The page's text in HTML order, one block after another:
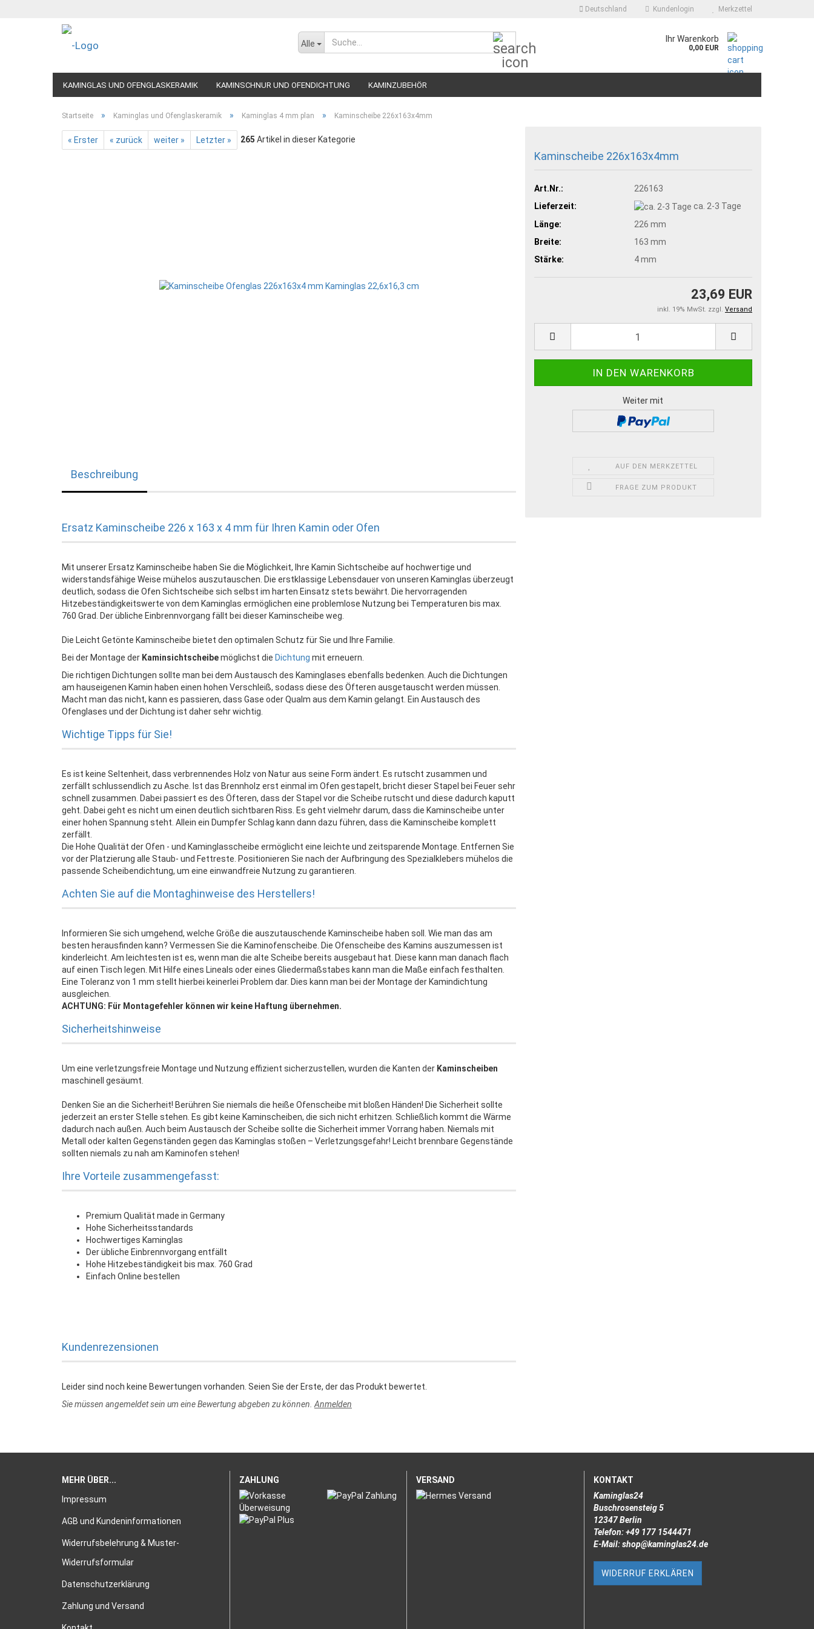
Deutschland Kundenlogin Merkzettel
Alle Ihr Warenkorb
0,00 EUR
KAMINGLAS UND OFENGLASKERAMIK KAMINSCHNUR UND OFENDICHTUNG KAMINZUBEHÖR
Startseite » Kaminglas und Ofenglaskeramik » Kaminglas 4 mm plan » Kaminscheibe 226x163x4mm
« Erster « zurück weiter » Letzter » 265 Artikel in dieser Kategorie
Kaminscheibe 226x163x4mm
Art.Nr.:
226163
Lieferzeit:
ca. 2-3 Tage
Länge:
226 mm
Breite:
163 mm
Stärke:
4 mm
23,69 EUR
inkl. 19% MwSt. zzgl. Versand
Weiter mit
AUF DEN MERKZETTEL
FRAGE ZUM PRODUKT
Beschreibung
Ersatz Kaminscheibe 226 x 163 x 4 mm für Ihren Kamin oder Ofen
Mit unserer Ersatz Kaminscheibe haben Sie die Möglichkeit, Ihre Kamin Sichtscheibe auf hochwertige und
widerstandsfähige Weise mühelos auszutauschen. Die erstklassige Lebensdauer von unseren Kaminglas überzeugt
deutlich, sodass die Ofen Sichtscheibe sich selbst im harten Einsatz stets bewährt. Die hervorragenden
Hitzebeständigkeitswerte von dem Kaminglas ermöglichen eine problemlose Nutzung bei Temperaturen bis max.
760 Grad. Der übliche Einbrennvorgang fällt bei dieser Kaminscheibe weg.
Die Leicht Getönte Kaminscheibe bietet den optimalen Schutz für Sie und Ihre Familie.
Bei der Montage der Kaminsichtscheibemöglichst die Dichtung mit erneuern.
Die richtigen Dichtungen sollte man bei dem Austausch des Kaminglases ebenfalls bedenken. Auch die Dichtungen
am hauseigenen Kamin haben einen hohen Verschleiß, sodass diese des Öfteren ausgetauscht werden müssen.
Macht man das nicht, kann es passieren, dass Gase oder Qualm aus dem Kamin gelangt. Ein Austausch des
Ofenglases und der Dichtung ist daher sehr wichtig.
Wichtige Tipps für Sie!
Es ist keine Seltenheit, dass verbrennendes Holz von Natur aus seine Form ändert. Es rutscht zusammen und
zerfällt schlussendlich zu Asche. Ist das Brennholz erst einmal im Ofen gestapelt, bricht dieser Stapel bei Feuer sehr
schnell zusammen. Dabei passiert es des Öfteren, dass der Stapel vor die Scheibe rutscht und diese dadurch kaputt
geht. Dabei geht es nicht um einen deutlich sichtbaren Riss. Es geht vielmehr darum, dass die Kaminscheibe unter
einer hohen Spannung steht. Allein ein Dumpfer Schlag kann dann dazu führen, dass die Kaminscheibe komplett
zerfällt.
Die Hohe Qualität der Ofen - und Kaminglasscheibe ermöglicht eine leichte und zeitsparende Montage. Entfernen Sie
vor der Platzierung alle Staub- und Fettreste. Positionieren Sie nach der Aufbringung des Spezialklebers mühelos die
passende Scheibendichtung, um eine einwandfreie Nutzung zu garantieren.
Achten Sie auf die Montaghinweise des Herstellers!
Informieren Sie sich umgehend, welche Größe die auszutauschende Kaminscheibe haben soll. Wie man das am
besten herausfinden kann? Vermessen Sie die Kaminofenscheibe. Die Ofenscheibe des Kamins auszumessen ist
kinderleicht. Am leichtesten ist es, wenn man die alte Scheibe bereits ausgebaut hat. Diese kann man danach flach
auf einen Tisch legen. Mit Hilfe eines Lineals oder eines Gliedermaßstabes kann man die Maße einfach festhalten.
Eine Toleranz von 1 mm stellt hierbei keinerlei Problem dar. Dies kann man bei der Montage der Kamindichtung
ausgleichen.
ACHTUNG: Für Montagefehler können wir keine Haftung übernehmen.
Sicherheitshinweise
Um eine verletzungsfreie Montage und Nutzung effizient sicherzustellen, wurden die Kanten der Kaminscheiben
maschinell gesäumt.
Denken Sie an die Sicherheit! Berühren Sie niemals die heiße Ofenscheibe mit bloßen Händen! Die Sicherheit sollte
jederzeit an erster Stelle stehen. Es gibt keine Kaminscheiben, die sich nicht erhitzen. Schließlich kommt die Wärme
dadurch nach außen. Auch beim Austausch der Scheibe sollte die Sicherheit immer Vorrang haben. Niemals mit
Metall oder kalten Gegenständen gegen das Kaminglas stoßen – Verletzungsgefahr! Leicht brennbare Gegenstände
sollten niemals zu nah am Kaminofen stehen!
Ihre Vorteile zusammengefasst:
Premium Qualität made in Germany
Hohe Sicherheitsstandards
Hochwertiges Kaminglas
Der übliche Einbrennvorgang entfällt
Hohe Hitzebeständigkeit bis max. 760 Grad
Einfach Online bestellen
Kundenrezensionen
Leider sind noch keine Bewertungen vorhanden. Seien Sie der Erste, der das Produkt bewertet.
Sie müssen angemeldet sein um eine Bewertung abgeben zu können. Anmelden
MEHR ÜBER...
Impressum
AGB und Kundeninformationen
Widerrufsbelehrung & Muster-
Widerrufsformular
Datenschutzerklärung
Zahlung und Versand
ZAHLUNG VERSAND
KONTAKT
Kaminglas24
Buschrosensteig 5
12347 Berlin
Telefon: +49 177 1544471
E-Mail: shop@kaminglas24.de
WIDERRUF ERKLÄREN